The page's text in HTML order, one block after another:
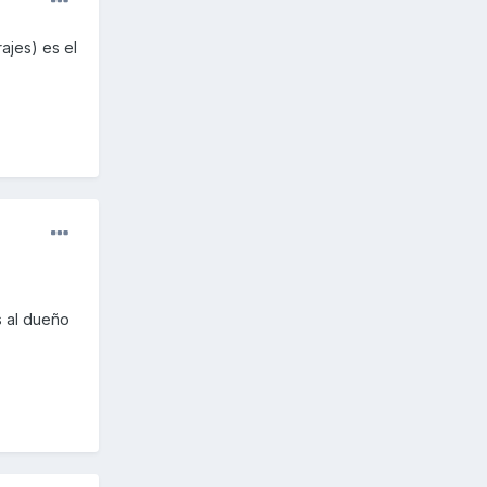
es el
al dueño